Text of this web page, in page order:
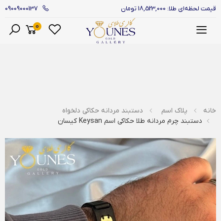
قیمت لحظه‌ای طلا: 18,523,000 تومان 09009000137
0
خانه پلاک اسم
دستبند مردانه حکاکی دلخواه
دستبند چرم مردانه طلا حکاکی اسم Keysan کیسان